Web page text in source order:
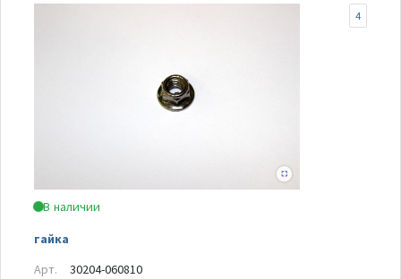
В наличии
гайка
4
Арт.
30204-060810